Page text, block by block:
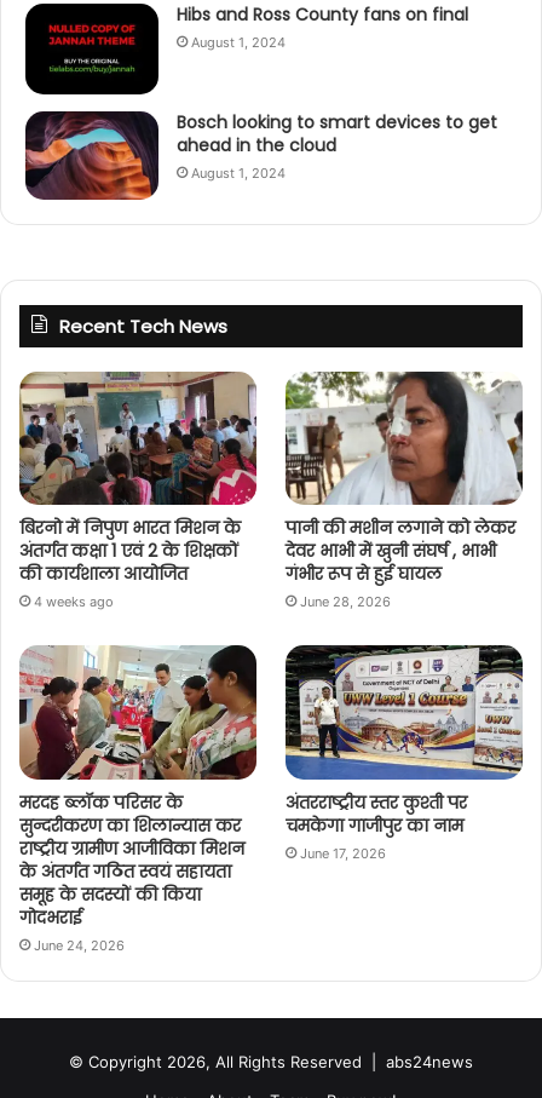
Hibs and Ross County fans on final
August 1, 2024
Bosch looking to smart devices to get
ahead in the cloud
August 1, 2024
Recent Tech News
बिरनो में निपुण भारत मिशन के
अंतर्गत कक्षा 1 एवं 2 के शिक्षकों
की कार्यशाला आयोजित
4 weeks ago
पानी की मशीन लगाने को लेकर
देवर भाभी में खुनी संघर्ष , भाभी
गंभीर रूप से हुई घायल
June 28, 2026
मरदह ब्लॉक परिसर के
सुन्दरीकरण का शिलान्यास कर
राष्ट्रीय ग्रामीण आजीविका मिशन
के अंतर्गत गठित स्वयं सहायता
समूह के सदस्यों की किया
गोदभराई
June 24, 2026
अंतरराष्ट्रीय स्तर कुश्ती पर
चमकेगा गाजीपुर का नाम
June 17, 2026
© Copyright 2026, All Rights Reserved | abs24news